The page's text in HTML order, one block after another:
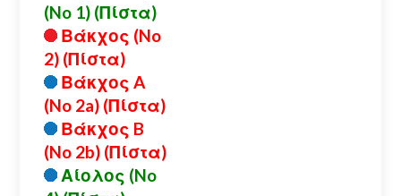
(No 1) (Πίστα)
Βάκχος (No
2) (Πίστα)
Βάκχος A
(No 2a) (Πίστα)
Βάκχος B
(No 2b) (Πίστα)
Αίολος (No